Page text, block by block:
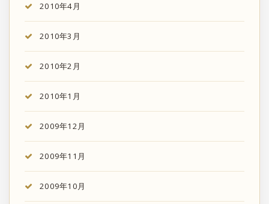
2010年4月
2010年3月
2010年2月
2010年1月
2009年12月
2009年11月
2009年10月